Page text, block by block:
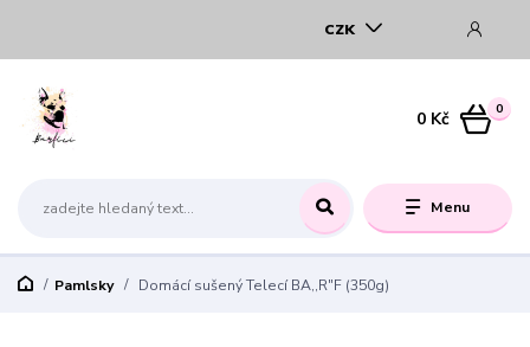
Menu
CZK
0
0 Kč
Pamlsky Domácí sušený Telecí BA,,R"F (350g)